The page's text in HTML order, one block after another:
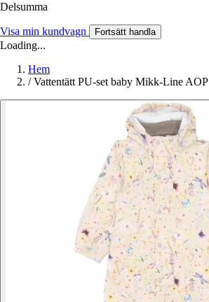
Delsumma
Visa min kundvagn Fortsätt handla
Loading...
Hem
/ Vattentätt PU-set baby Mikk-Line AOP